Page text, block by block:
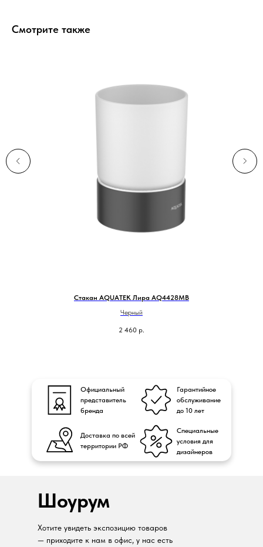
Смотрите также
Стакан AQUATEK Лира AQ4428MB
Черный
2 460 р.
Официальный
представитель
бренда
Доставка по всей
территории РФ
Гарантийное
обслуживание
до 10 лет
Специальные
условия для
дизайнеров
Шоурум
Хотите увидеть экспозицию товаров
— приходите к нам в офис, у нас есть